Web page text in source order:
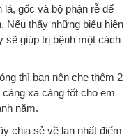
gốc và bộ phận rễ để
Nếu thấy những biểu hiện
sẽ giúp trị bệnh một cách
thì bạn nên che thêm 2
xa càng tốt cho em
năm.
chia sẻ về lan nhất điểm